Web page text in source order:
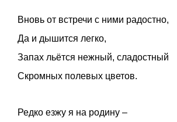
Вновь от встречи с ними радостно,
Да и дышится легко,
Запах льётся нежный, сладостный
Скромных полевых цветов.
Редко езжу я на родину –